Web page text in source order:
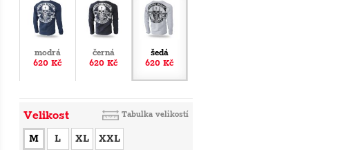
modrá
620 Kč
černá
620 Kč
šedá
620 Kč
Velikost Tabulka velikostí
M L XL XXL